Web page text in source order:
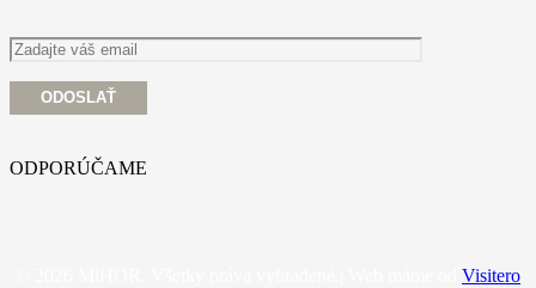
ODPORÚČAME
Visitero